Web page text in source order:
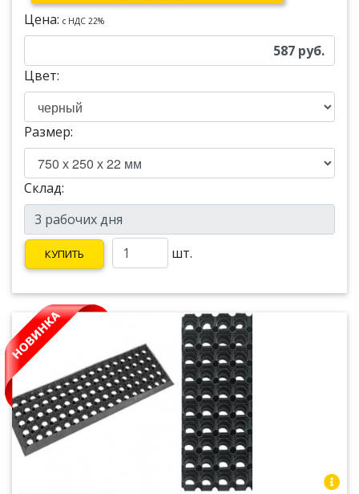
Цена: c НДС 22%
587 руб.
Цвет:
Размер:
Склад:
КУПИТЬ шт.